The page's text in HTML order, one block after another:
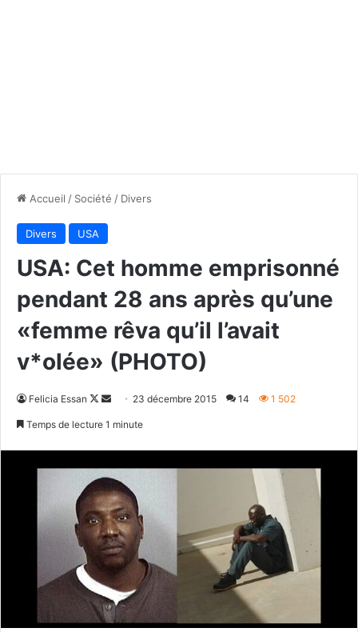
Accueil / Société / Divers
Divers USA
USA: Cet homme emprisonné
pendant 28 ans après qu’une
«femme rêva qu’il l’avait
v*olée» (PHOTO)
Felicia Essan
Follow
Envoyer23 décembre 2015 14 1 502
Temps de lecture 1 minute